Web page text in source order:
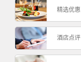
精选优惠
酒店点评